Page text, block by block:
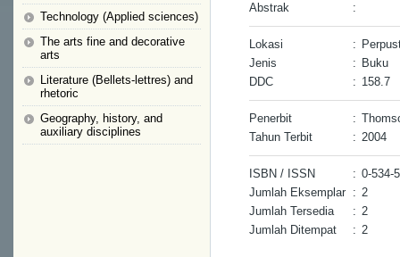
Technology (Applied sciences)
The arts fine and decorative
arts
Literature (Bellets-lettres) and
rhetoric
Geography, history, and
auxiliary disciplines
Abstrak :
Lokasi :
Jenis
: Buku
DDC
: 158.7
Penerbit :
Tahun Terbit
: 2004
ISBN / ISSN : 0-534-
Jumlah Eksemplar : 2
Jumlah Tersedia
: 2
Jumlah Ditempat
: 2